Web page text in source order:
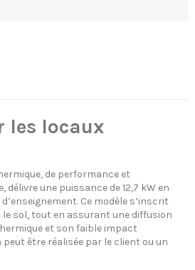
les locaux
de performance et
une puissance de 12,7 kW en
Ce modèle s’inscrit
le sol, tout en assurant une diffusion
et son faible impact
être réalisée par le client ou un